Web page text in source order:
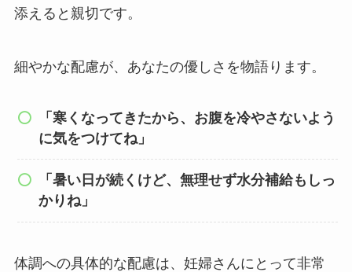
添えると親切です。
細やかな配慮が、あなたの優しさを物語ります。
「寒くなってきたから、お腹を冷やさないよう
に気をつけてね」
「暑い日が続くけど、無理せず水分補給もしっ
かりね」
体調への具体的な配慮は、妊婦さんにとって非常